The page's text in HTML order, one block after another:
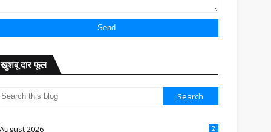
खुशबू दार फूल
August 2026 2